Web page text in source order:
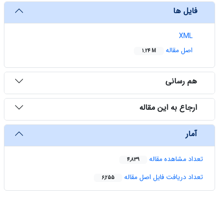
فایل ها
XML
اصل مقاله
1.24 M
هم رسانی
ارجاع به این مقاله
آمار
تعداد مشاهده مقاله 4,839
تعداد دریافت فایل اصل مقاله 6,255